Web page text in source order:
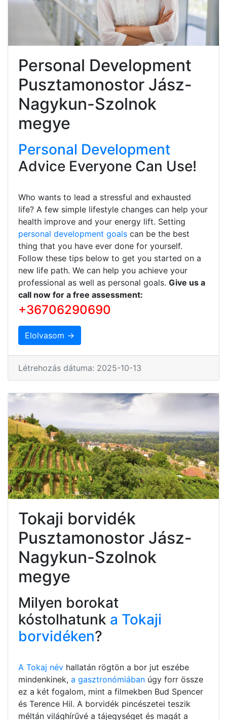
Personal Development
Pusztamonostor Jász-
Nagykun-Szolnok
megye
Personal Development
Advice Everyone Can Use!
Who wants to lead a stressful and exhausted
life? A few simple lifestyle changes can help your
health improve and your energy lift. Setting
personal development goals can be the best
thing that you have ever done for yourself.
Follow these tips below to get you started on a
new life path. We can help you achieve your
professional as well as personal goals. Give us a
call now for a free assessment:
+36706290690
Elolvasom →
Létrehozás dátuma: 2025-10-13
Tokaji borvidék
Pusztamonostor Jász-
Nagykun-Szolnok
megye
Milyen borokat
kóstolhatunk a Tokaji
borvidéken?
A Tokaj név hallatán rögtön a bor jut eszébe
mindenkinek, a gasztronómiában úgy forr össze
ez a két fogalom, mint a filmekben Bud Spencer
és Terence Hil. A borvidék pincészetei teszik
méltán világhírűvé a tájegységet és magát a